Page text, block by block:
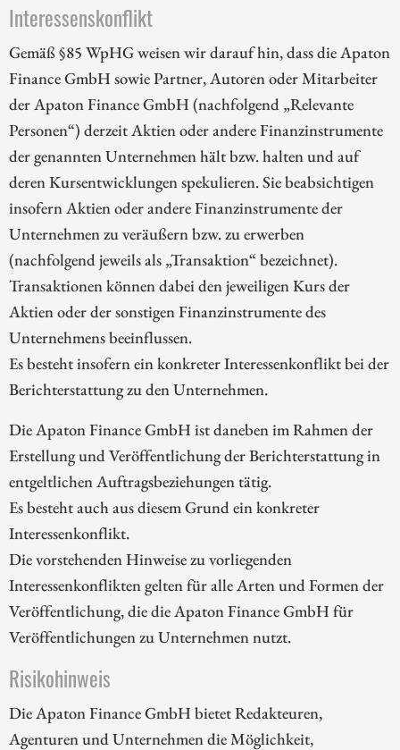
Interessenskonflikt
Gemäß §85 WpHG weisen wir darauf hin, dass die Apaton
Finance GmbH sowie Partner, Autoren oder Mitarbeiter
der Apaton Finance GmbH (nachfolgend „Relevante
Personen“) derzeit Aktien oder andere Finanzinstrumente
der genannten Unternehmen hält bzw. halten und auf
deren Kursentwicklungen spekulieren. Sie beabsichtigen
insofern Aktien oder andere Finanzinstrumente der
Unternehmen zu veräußern bzw. zu erwerben
(nachfolgend jeweils als „Transaktion“ bezeichnet).
Transaktionen können dabei den jeweiligen Kurs der
Aktien oder der sonstigen Finanzinstrumente des
Unternehmens beeinflussen.
Es besteht insofern ein konkreter Interessenkonflikt bei der
Berichterstattung zu den Unternehmen.
Die Apaton Finance GmbH ist daneben im Rahmen der
Erstellung und Veröffentlichung der Berichterstattung in
entgeltlichen Auftragsbeziehungen tätig.
Es besteht auch aus diesem Grund ein konkreter
Interessenkonflikt.
Die vorstehenden Hinweise zu vorliegenden
Interessenkonflikten gelten für alle Arten und Formen der
Veröffentlichung, die die Apaton Finance GmbH für
Veröffentlichungen zu Unternehmen nutzt.
Risikohinweis
Die Apaton Finance GmbH bietet Redakteuren,
Agenturen und Unternehmen die Möglichkeit,